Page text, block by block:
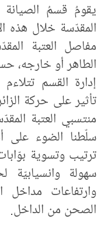
يقومُ قسمُ الصيانة
المقدّسة خلال هذه
مفاصل العتبة
الطاهر أو خارجه،
إدارة القسم
تأثير على حركة
منتسبي العتبة
سلّطنا الضوء على
ترتيب وتسوية
سهولة وانسيابيّة
وارتفاعات مداخل
الصحن من الداخل.